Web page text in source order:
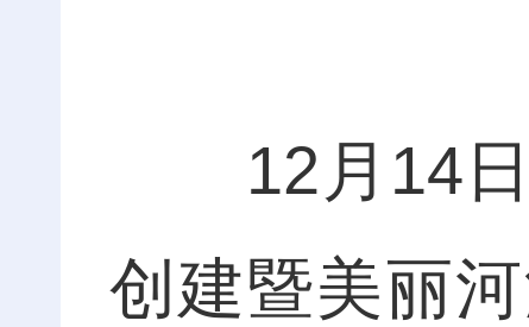
12月14日
创建暨美丽